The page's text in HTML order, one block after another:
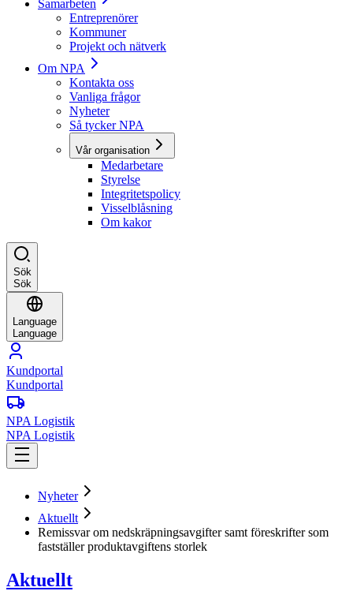
Samarbeten
Entreprenörer
Kommuner
Projekt och nätverk
Om NPA
Kontakta oss
Vanliga frågor
Nyheter
Så tycker NPA
Vår organisation
Medarbetare
Styrelse
Integritetspolicy
Visselblåsning
Om kakor
Sök
Sök
Language
Language
Kundportal
Kundportal
NPA Logistik
NPA Logistik
Nyheter
Aktuellt
Remissvar om nedskräpningsavgifter samt föreskrifter som
fastställer produktavgiftens storlek
Aktuellt